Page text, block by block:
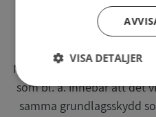
Syna har för
Myndigheten för press,
som bl. a. innebär att det
samma grundlagsskydd
VISA DETALJER
Strikt
nödvändigt